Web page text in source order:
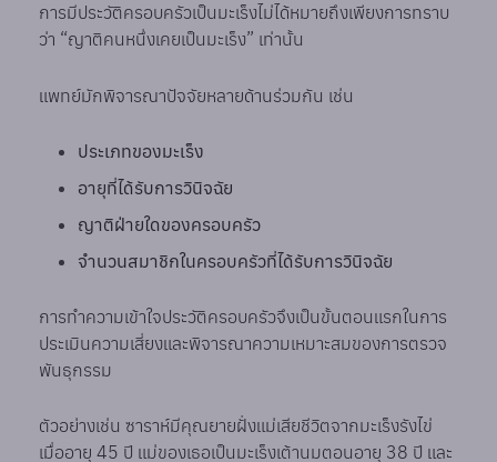
การมีประวัติครอบครัวเป็นมะเร็งไม่ได้หมายถึงเพียงการทราบ
ว่า “ญาติคนหนึ่งเคยเป็นมะเร็ง” เท่านั้น
แพทย์มักพิจารณาปัจจัยหลายด้านร่วมกัน เช่น
ประเภทของมะเร็ง
อายุที่ได้รับการวินิจฉัย
ญาติฝ่ายใดของครอบครัว
จำนวนสมาชิกในครอบครัวที่ได้รับการวินิจฉัย
การทำความเข้าใจประวัติครอบครัวจึงเป็นขั้นตอนแรกในการ
ประเมินความเสี่ยงและพิจารณาความเหมาะสมของการตรวจ
พันธุกรรม
ตัวอย่างเช่น ซาราห์มีคุณยายฝั่งแม่เสียชีวิตจากมะเร็งรังไข่
เมื่ออายุ 45 ปี แม่ของเธอเป็นมะเร็งเต้านมตอนอายุ 38 ปี และ